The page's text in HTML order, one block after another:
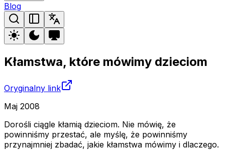
Blog
Kłamstwa, które mówimy dzieciom
Oryginalny link
Maj 2008
Dorośli ciągle kłamią dzieciom. Nie mówię, że
powinniśmy przestać, ale myślę, że powinniśmy
przynajmniej zbadać, jakie kłamstwa mówimy i dlaczego.